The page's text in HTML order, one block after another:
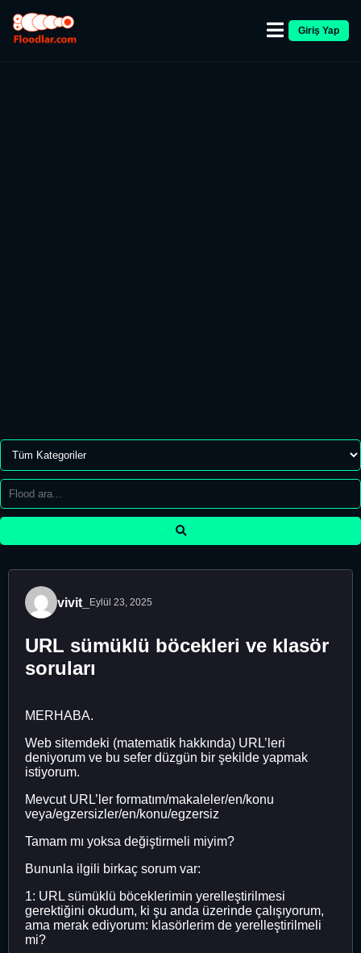
Giriş Yap
vivit_ Eylül 23, 2025
URL sümüklü böcekleri ve klasör
soruları
MERHABA.
Web sitemdeki (matematik hakkında) URL’leri
deniyorum ve bu sefer düzgün bir şekilde yapmak
istiyorum.
Mevcut URL’ler formatım/makaleler/en/konu
veya/egzersizler/en/konu/egzersiz
Tamam mı yoksa değiştirmeli miyim?
Bununla ilgili birkaç sorum var:
1: URL sümüklü böceklerimin yerelleştirilmesi
gerektiğini okudum, ki şu anda üzerinde çalışıyorum,
ama merak ediyorum: klasörlerim de yerelleştirilmeli
mi?